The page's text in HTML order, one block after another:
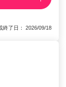
了日： 2026/09/18